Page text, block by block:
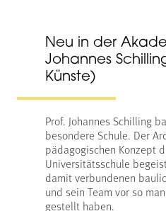
Neu in der
Johannes
Künste)
Prof. Johannes Schilling
besondere Schule. Der
pädagogischen Konzept
Universitätsschule
damit verbundenen
und sein Team vor so
gestellt haben.